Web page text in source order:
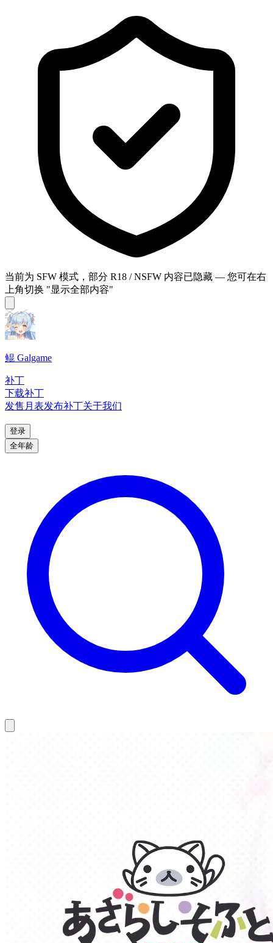
当前为 SFW 模式，部分 R18 / NSFW 内容已隐藏 — 您可在右
上角切换 "显示全部内容"
鲲 Galgame
补丁
下载补丁
发售月表发布补丁关于我们
登录
全年龄